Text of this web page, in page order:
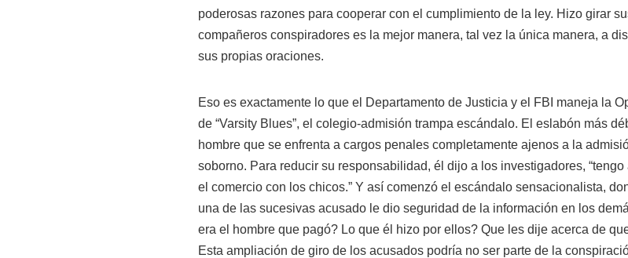
poderosas razones para cooperar con el cumplimiento de la ley. Hizo girar
compañeros conspiradores es la mejor manera, tal vez la única manera, a
sus propias oraciones.
Eso es exactamente lo que el Departamento de Justicia y el FBI maneja la
de “Varsity Blues”, el colegio-admisión trampa escándalo. El eslabón más
hombre que se enfrenta a cargos penales completamente ajenos a la
soborno. Para reducir su responsabilidad, él dijo a los investigadores, “tengo
el comercio con los chicos.” Y así comenzó el escándalo sensacionalista,
una de las sucesivas acusado le dio seguridad de la información en los
era el hombre que pagó? Lo que él hizo por ellos? Que les dije acerca de
Esta ampliación de giro de los acusados podría no ser parte de la